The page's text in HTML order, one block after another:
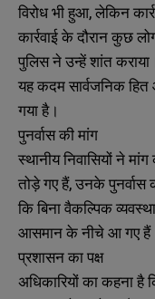
विरोध भी हुआ, लेकिन
कार्रवाई के दौरान कुछ
पुलिस ने उन्हें शांत
यह कदम सार्वजनिक हित
गया है।
पुनर्वास की मांग
स्थानीय निवासियों ने
तोड़े गए हैं, उनके
कि बिना वैकल्पिक
आसमान के नीचे आ गए
प्रशासन का पक्ष
अधिकारियों का कहना है